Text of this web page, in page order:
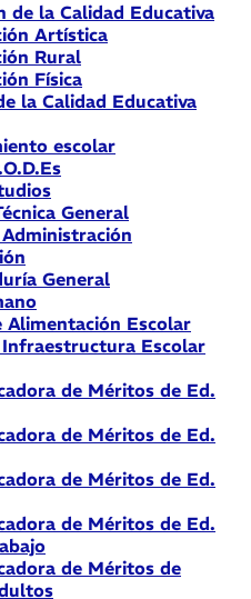
de la Calidad Educativa
Artística
Rural
Física
la Calidad Educativa
escolar
General
General
Alimentación Escolar
Escolar
de Méritos de Ed.
de Méritos de Ed.
de Méritos de Ed.
de Méritos de Ed.
de Méritos de